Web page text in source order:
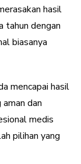
hasil
tahun dengan
biasanya
mencapai hasil
dan
medis
pilihan yang